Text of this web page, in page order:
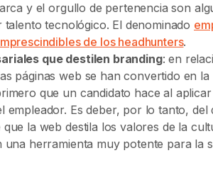
y el orgullo de pertenencia son
talento tecnológico. El denominado
de los headhunters.
que destilen branding: en
páginas web se han convertido en
que un candidato hace al
empleador. Es deber, por lo tanto,
que la web destila los valores de la
una herramienta muy potente para la